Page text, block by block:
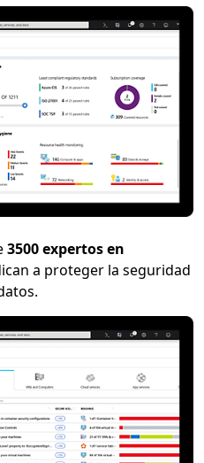
3500 expertos en
a proteger la seguridad